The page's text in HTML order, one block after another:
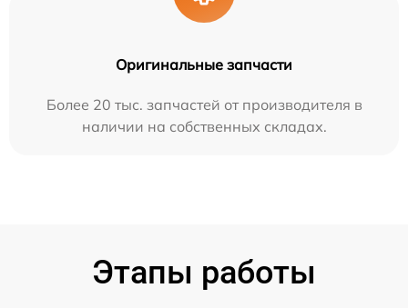
Оригинальные запчасти
Более 20 тыс. запчастей от производителя в
наличии на собственных складах.
Этапы работы